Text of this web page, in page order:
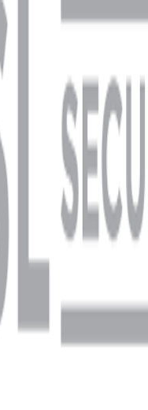
19:30, Cumartesi 10:00 - 18:00